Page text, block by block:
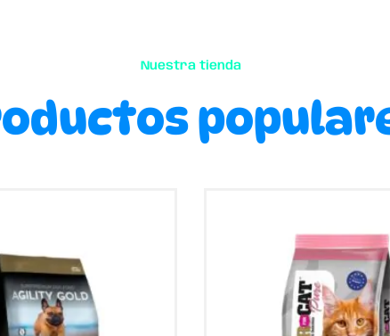
Nuestra tienda